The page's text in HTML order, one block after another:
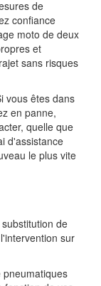
de
confiance
moto de deux
et
sans risques
vous êtes dans
en panne,
quelle que
d'assistance
le plus vite
de
sur
pneumatiques